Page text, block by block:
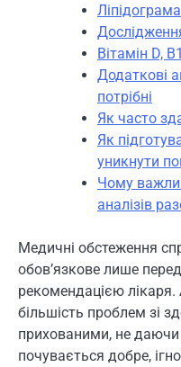
Ліпідограма
Вітамін D,
Додаткові
потрібні
Як часто
Як
уникнути
Чому
аналізів
Медичні обстеження
обов’язкове лише
рекомендацією лікаря.
більшість проблем зі
прихованими, не
почувається добре,